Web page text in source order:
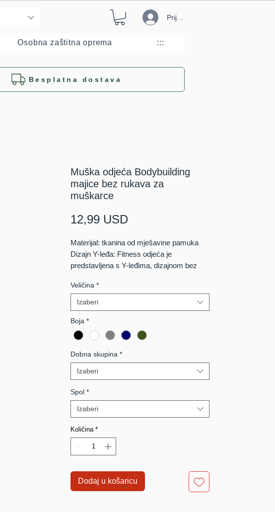
Prijava
Osobna zaštitna oprema :::
Besplatna dostava
Muška odjeća Bodybuilding
majice bez rukava za
muškarce
12,99 USDCijena
Materijal: tkanina od mješavine pamuka
Dizajn Y-leđa: Fitness odjeća je
predstavljena s Y-leđima, dizajnom bez
savršen da vidite kako vaši mišići rade
tijekom treninga.
Veličina *
Izaberi
Boja *
Dobna skupina *
Izaberi
Spol *
Izaberi
Količina *
Dodaj u košaricu